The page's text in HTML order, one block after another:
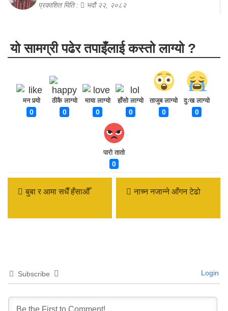
प्रकाशित मिति : भदौ २२, २०८२
यो सामग्री पढेर तपाइँलाई कस्तो लाग्यो ?
मन पर्‍यो
0
ठीकै लाग्यो
0
माया लाग्यो
0
हाँसो लाग्यो
0
ताजुब लाग्यो
0
दुःख लाग्यो
0
पारो तातो
0
बुबा र आमा सधैँ हँसाऔँ नाच्न नजान्ने आँगन टेढो
Subscribe Login